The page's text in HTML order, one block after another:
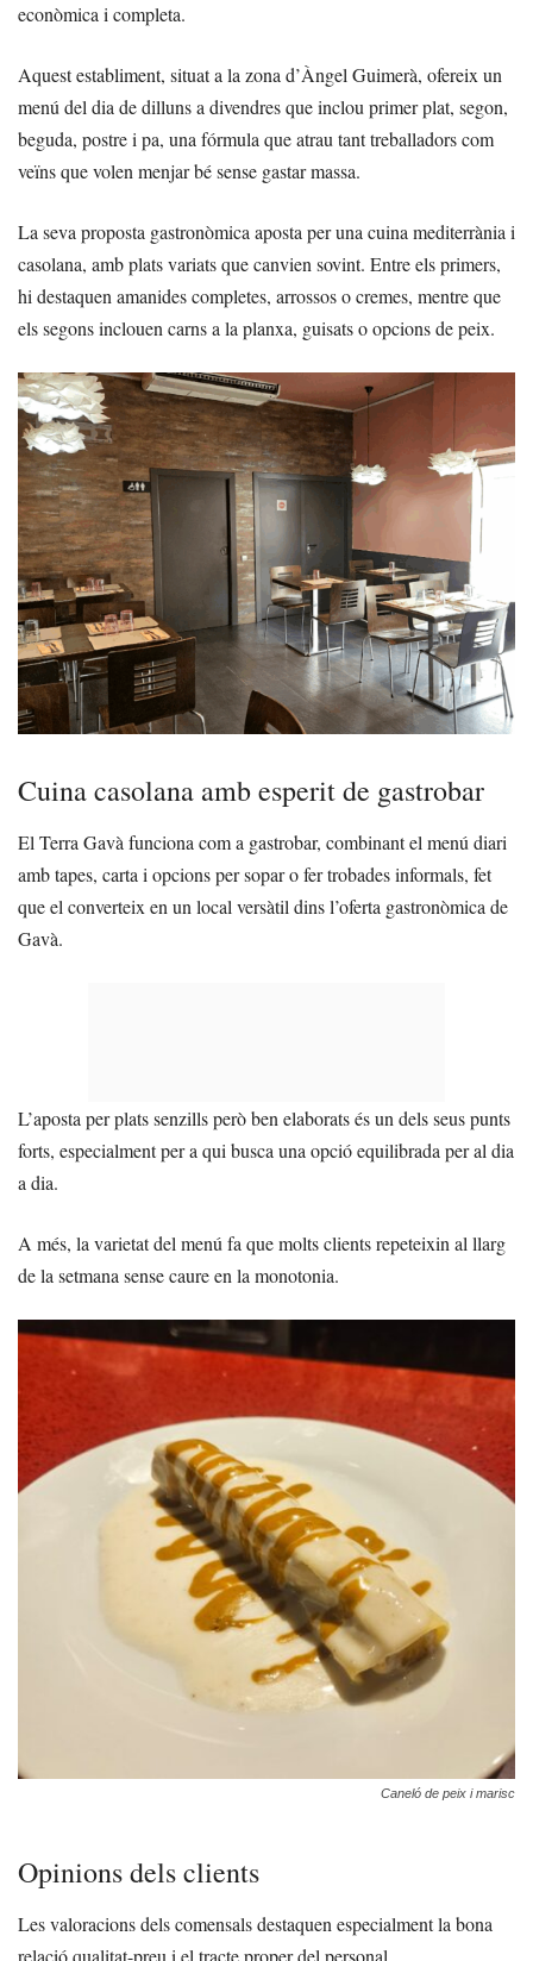
econòmica i completa.
Aquest establiment, situat a la zona d’Àngel Guimerà, ofereix un
menú del dia de dilluns a divendres que inclou primer plat, segon,
beguda, postre i pa, una fórmula que atrau tant treballadors com
veïns que volen menjar bé sense gastar massa.
La seva proposta gastronòmica aposta per una cuina mediterrània i
casolana, amb plats variats que canvien sovint. Entre els primers,
hi destaquen amanides completes, arrossos o cremes, mentre que
els segons inclouen carns a la planxa, guisats o opcions de peix.
Cuina casolana amb esperit de gastrobar
El Terra Gavà funciona com a gastrobar, combinant el menú diari
amb tapes, carta i opcions per sopar o fer trobades informals, fet
que el converteix en un local versàtil dins l’oferta gastronòmica de
Gavà.
L’aposta per plats senzills però ben elaborats és un dels seus punts
forts, especialment per a qui busca una opció equilibrada per al dia
a dia.
A més, la varietat del menú fa que molts clients repeteixin al llarg
de la setmana sense caure en la monotonia.
Caneló de peix i marisc
Opinions dels clients
Les valoracions dels comensals destaquen especialment la bona
relació qualitat-preu i el tracte proper del personal.